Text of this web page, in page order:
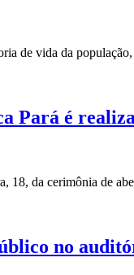
de vida da
é
18, da cerimônia de
no